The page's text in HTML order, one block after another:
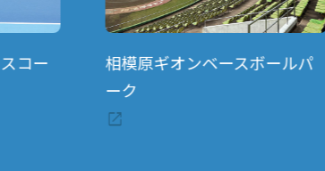
ー
相模原ギオンベースボールパ
ーク